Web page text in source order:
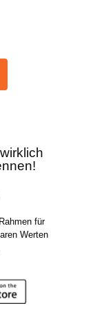
für
Werten